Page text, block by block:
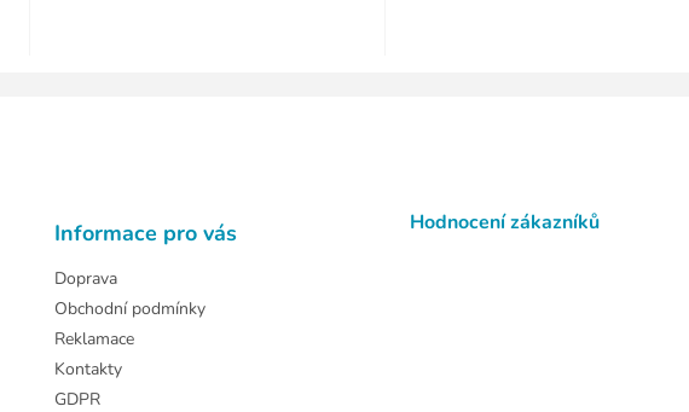
Informace pro vás
Doprava
Obchodní podmínky
Reklamace
Kontakty
GDPR
Hodnocení zákazníků